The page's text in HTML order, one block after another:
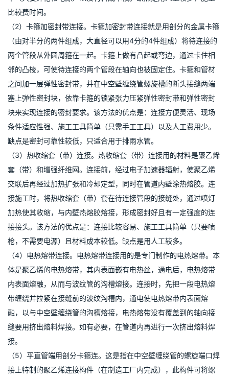
比较费时间。
（2）卡箍加密封带连接。卡箍加密封带连接就是用剖分的金属卡箍
（由对半分的两件组成，大直径可以用4分的4件组成）将待连接的
两个管段从外圆周箍在一起。卡箍上做有凸起或弯边，通过卡住相
邻的凸棱，可使待连接的两个管段在轴向也被固定住。卡箍和管材
之间加一层弹性密封带，并在中空壁缠绕管螺旋槽的断头接缝两端
塞上弹性密封块，依靠卡箍的锁紧张力压紧弹性密封带和弹性密封
块来实现连接的密封要求。该方法的优点是：连接方便灵活、现场
条件适应性强、施工工具简单（只需手工工具）以及人工费用少。
缺点是密封可靠性较低，只适合用于排雨水管。
（3）热收缩套（带）连接。热收缩套（带）连接用的材料是聚乙烯
套（带）和增强纤维网。连接前，经过电子加速器辐射，使聚乙烯
交联后再经过加热扩张和冷却定型，同时在管道内壁涂热熔胶。连
接施工时，将热收缩套（带）套在待连接管段的接缝处，通过喷灯
加热使其收缩，与内壁热熔胶熔接，形成密封好且有一定强度的连
接接头。该方法的优点是：连接比较容易、施工工具简单（只要喷
枪，不需要电源）且材料成本较低。缺点是用人工较多。
（4）电热熔带连接。电热熔带连接用的是专门制作的电热熔带。本
体是聚乙烯的电热熔带，其内表面嵌有电热丝，通电后，电热熔带
内表面熔融，从而与波纹管的沟槽熔接。连接时，先把一段电热熔
带缠绕并拉紧在接缝前的波纹沟槽内，通电使电热熔带内表面熔
融，以与中空壁缠绕管的沟槽熔接，电热熔带没有覆盖到的轴向接
缝要用挤出熔料焊接。如有必要，在管道内再进行一次挤出熔料焊
接。
（5）平直管端用剖分卡箍连。这是指在中空壁缠绕管的螺旋端口焊
接上特制的聚乙烯连接构件（在制造工厂内完成），此构件可将螺